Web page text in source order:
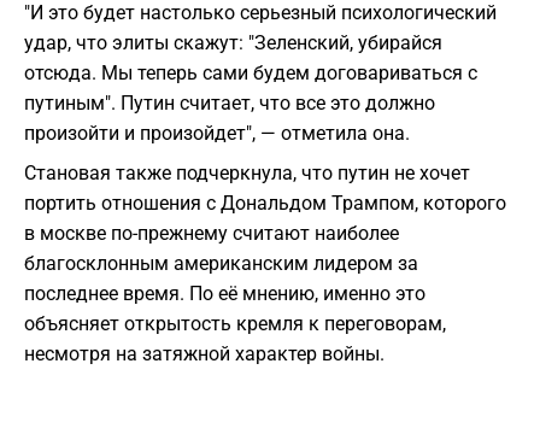
"И это будет настолько серьезный психологический
удар, что элиты скажут: "Зеленский, убирайся
отсюда. Мы теперь сами будем договариваться с
путиным". Путин считает, что все это должно
произойти и произойдет", — отметила она.
Становая также подчеркнула, что путин не хочет
портить отношения с Дональдом Трампом, которого
в москве по-прежнему считают наиболее
благосклонным американским лидером за
последнее время. По её мнению, именно это
объясняет открытость кремля к переговорам,
несмотря на затяжной характер войны.